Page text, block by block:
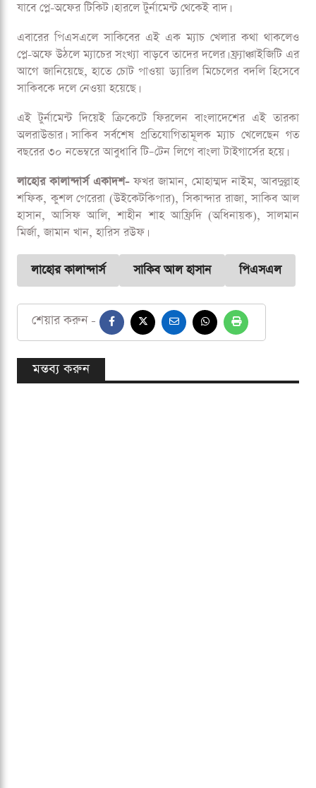
বৃষ্টির কারণে দেড় ঘন্টা সময় পর টস করতে নামেন দুই অধিনায়ক।
টস জিতে অবশ্য আগে বোলিং বেছে নিয়েছে পেশোয়ার জালমি। বৃষ্টির
কারণে ম্যাচ নেমে আসে ১৩ ওভারে। প্রথম পাওয়ার প্লে ১-৪ ওভার। ৩
জন বোলার সর্বোচ্চ ৩ ওভার করতে পারবে।
এটিই। পেশোয়ার জালমির বিপক্ষে রাওয়ালপিন্ডির মাঠে এই ম্যাচটি
লাহোরের জন্য অলিখিত কোয়ার্টার ফাইনাল। জিতলে নিশ্চিত হয়ে
যাবে প্লে-অফের টিকিট। হারলে টুর্নামেন্ট থেকেই বাদ।
এবারের পিএসএলে সাকিবের এই এক ম্যাচ খেলার কথা থাকলেও
প্লে-অফে উঠলে ম্যাচের সংখ্যা বাড়বে তাদের দলের। ফ্র্যাঞ্চাইজিটি এর
আগে জানিয়েছে, হাতে চোট পাওয়া ড্যারিল মিচেলের বদলি হিসেবে
সাকিবকে দলে নেওয়া হয়েছে।
এই টুর্নামেন্ট দিয়েই ক্রিকেটে ফিরলেন বাংলাদেশের এই তারকা
অলরাউন্ডার। সাকিব সর্বশেষ প্রতিযোগিতামূলক ম্যাচ খেলেছেন গত
লাহোর কালান্দার্স একাদশ- ফখর জামান, মোহাম্মদ নাইম, আবদুল্লাহ
শফিক, কুশল পেরেরা (উইকেটকিপার), সিকান্দার রাজা, সাকিব আল
হাসান, আসিফ আলি, শাহীন শাহ আফ্রিদি (অধিনায়ক), সালমান
মির্জা, জামান খান, হারিস রউফ।